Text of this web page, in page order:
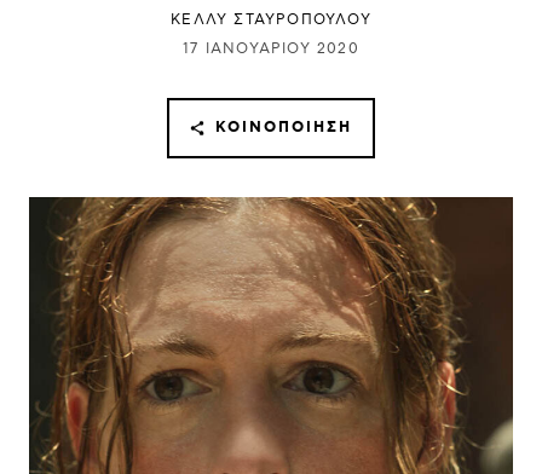
ΚΕΛΛΥ ΣΤΑΥΡΟΠΟΥΛΟΥ
17 ΙΑΝΟΥΑΡΊΟΥ 2020
ΚΟΙΝΟΠΟΊΗΣΗ